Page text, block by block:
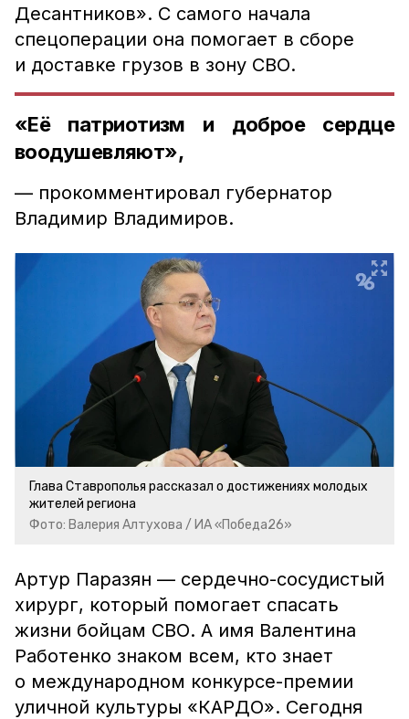
Десантников». С самого начала
спецоперации она помогает в сборе
и доставке грузов в зону СВО.
«Её патриотизм и доброе сердце
воодушевляют»,
— прокомментировал губернатор
Владимир Владимиров.
Глава Ставрополья рассказал о достижениях молодых
жителей региона
Фото: Валерия Алтухова / ИА «Победа26»
Артур Паразян — сердечно-сосудистый
хирург, который помогает спасать
жизни бойцам СВО. А имя Валентина
Работенко знаком всем, кто знает
о международном конкурсе-премии
уличной культуры «КАРДО». Сегодня